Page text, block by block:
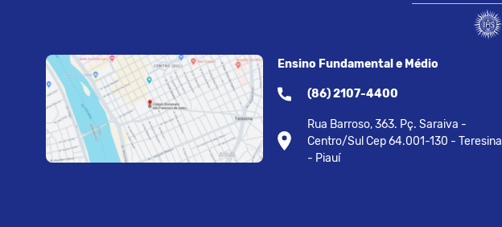
Ensino Fundamental e Médio
(86) 2107-4400
Rua Barroso, 363. Pç. Saraiva -
Centro/Sul Cep 64.001-130 - Teresina
- Piauí